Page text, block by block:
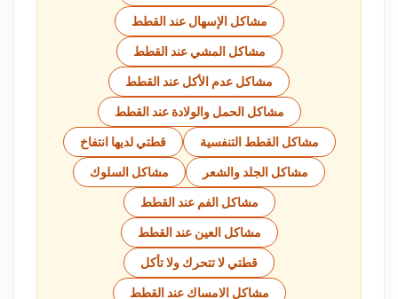
مشاكل الإسهال عند القطط
مشاكل المشي عند القطط
مشاكل عدم الأكل عند القطط
مشاكل الحمل والولادة عند القطط
مشاكل القطط التنفسية قطتي لديها انتفاخ
مشاكل الجلد والشعر مشاكل السلوك
مشاكل الفم عند القطط
مشاكل العين عند القطط
قطتي لا تتحرك ولا تأكل
مشاكل الامساك عند القطط